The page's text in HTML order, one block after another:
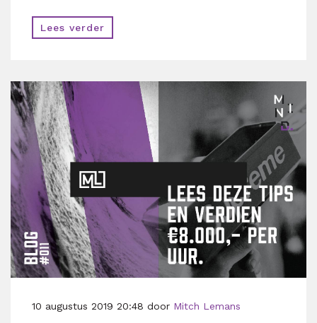
Lees verder
10 augustus 2019 20:48 door Mitch Lemans